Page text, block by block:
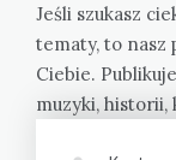
Jeśli szukasz
tematy, to nasz
Ciebie.
muzyki, historii,